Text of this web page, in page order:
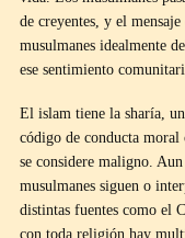
de creyentes, y el
musulmanes idealmente
ese sentimiento
El islam tiene la sharía,
código de conducta
se considere maligno.
musulmanes siguen o
distintas fuentes como el
con toda religión hay